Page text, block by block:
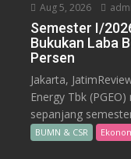
Aug 5, 2026
Semester I/
Bukukan Laba
Persen
Jakarta,
Energy Tbk
sepanjang
BUMN & CSR